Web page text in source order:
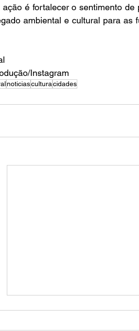
é fortalecer o sentimento
ambiental e cultural para as
Instagram
noticiasculturacidades